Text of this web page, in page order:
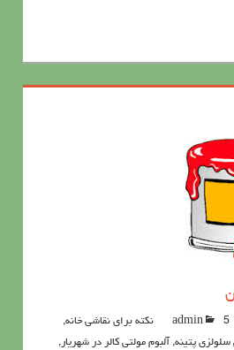
admin 5نکته برای نقاشی خانه
,
پتينه, آلبوم مولتی کالر در شهریار ,